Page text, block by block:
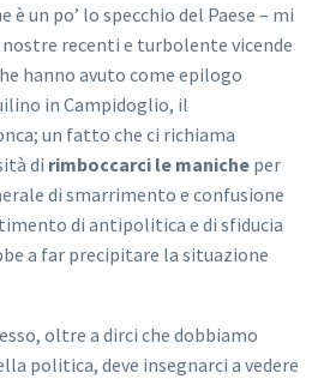
è un po’ lo specchio del Paese – mi
recenti e turbolente vicende
hanno avuto come epilogo
in Campidoglio, il
un fatto che ci richiama
di rimboccarci le maniche per
di smarrimento e confusione
di antipolitica e di sfiducia
a far precipitare la situazione
oltre a dirci che dobbiamo
politica, deve insegnarci a vedere